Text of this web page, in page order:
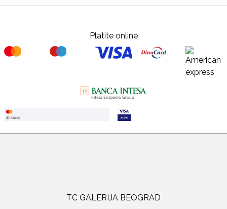
Platite online
TC GALERIJA BEOGRAD